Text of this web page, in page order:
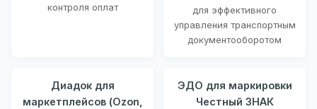
контроля оплат
для эффективного
управления транспортным
документооборотом
Диадок для
маркетплейсов (Ozon,
ЭДО для маркировки
Честный ЗНАК